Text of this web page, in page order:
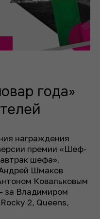
года»
награждения
премии «Шеф-
шефа».
Шмаков
Ковальковым
за Владимиром
2, Queens,